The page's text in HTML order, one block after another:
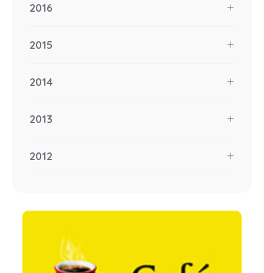
2016
2015
2014
2013
2012